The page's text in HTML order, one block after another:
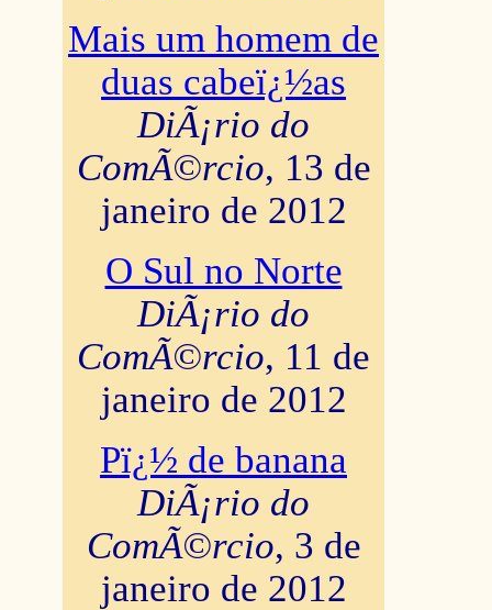
Mais um homem de
duas cabeï¿½as
DiÃ¡rio do
ComÃ©rcio, 13 de
janeiro de 2012
O Sul no Norte
DiÃ¡rio do
ComÃ©rcio, 11 de
janeiro de 2012
Pï¿½ de banana
DiÃ¡rio do
ComÃ©rcio, 3 de
janeiro de 2012